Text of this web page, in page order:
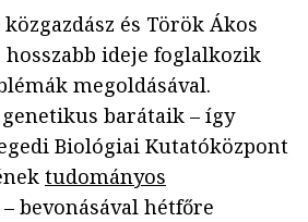
és Török Ákos
ideje foglalkozik
megoldásával.
barátaik – így
Biológiai Kutatóközpont
tudományos
– bevonásával hétfőre